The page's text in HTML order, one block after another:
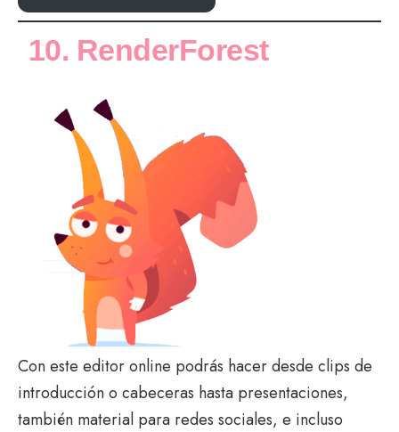
10. RenderForest
Con este editor online podrás hacer desde clips de
introducción o cabeceras hasta presentaciones,
también material para redes sociales, e incluso